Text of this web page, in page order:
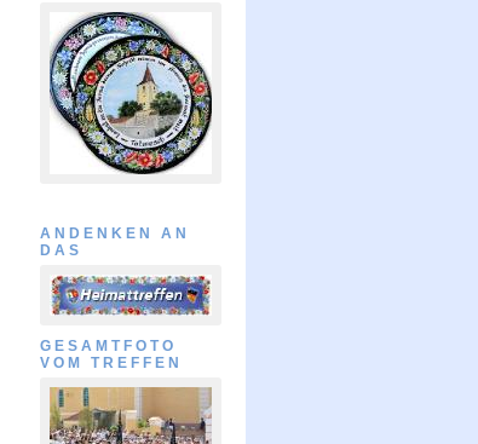
ANDENKEN AN
DAS
GESAMTFOTO
VOM TREFFEN